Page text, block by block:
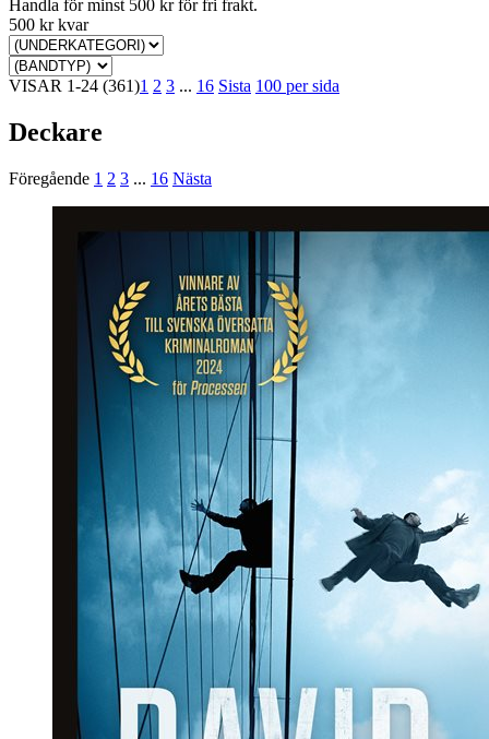
Handla för minst 500 kr för fri frakt.
500 kr kvar
VISAR 1-24 (361)1 2 3 ... 16 Sista 100 per sida
Deckare
Föregående 1 2 3 ... 16 Nästa